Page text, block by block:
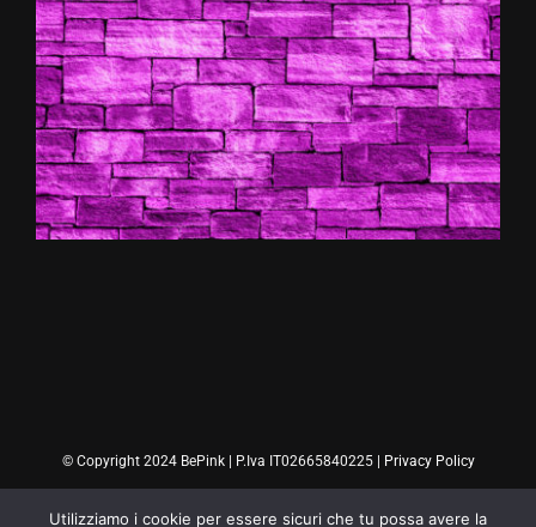
© Copyright 2024 BePink | P.Iva IT02665840225 | Privacy Policy
Utilizziamo i cookie per essere sicuri che tu possa avere la